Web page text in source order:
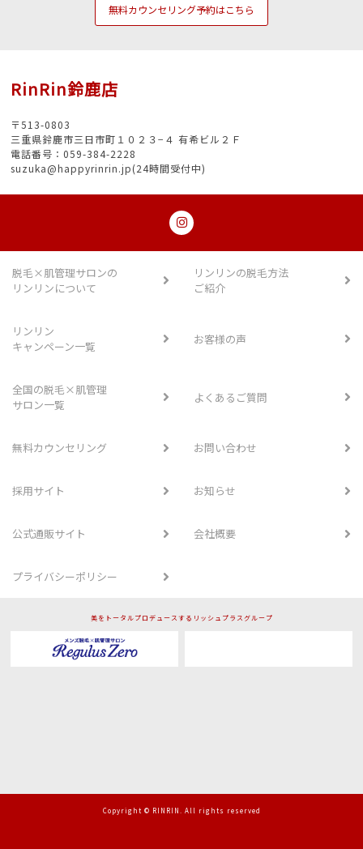
無料カウンセリング予約はこちら
RinRin鈴鹿店
〒513-0803
三重県鈴鹿市三日市町１０２３−４ 有希ビル２Ｆ
電話番号：059-384-2228
suzuka@happyrinrin.jp(24時間受付中)
脱毛×肌管理サロンの
リンリンについて
リンリンの脱毛方法
ご紹介
リンリン
キャンペーン一覧
お客様の声
全国の脱毛×肌管理
サロン一覧
よくあるご質問
無料カウンセリング お問い合わせ
採用サイト お知らせ
公式通販サイト 会社概要
プライバシーポリシー
美をトータルプロデュースするリッシュプラスグループ
Copyright © RINRIN. All rights reserved